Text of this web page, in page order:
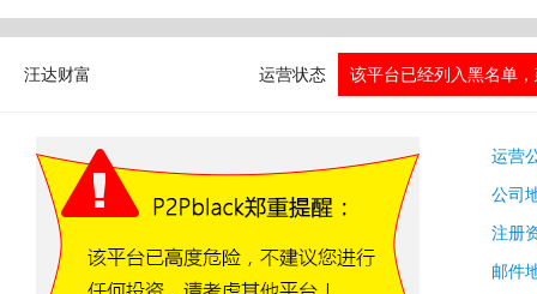
汪达财富 运营状态 该平台已经列入黑名单
运营
公司
注册
邮件